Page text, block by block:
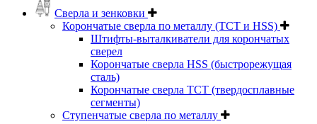
Сверла и зенковки
Корончатые сверла по металлу (TCT и HSS)
Штифты-выталкиватели для корончатых
сверел
Корончатые сверла HSS (быстрорежущая
сталь)
Корончатые сверла TCT (твердосплавные
сегменты)
Ступенчатые сверла по металлу